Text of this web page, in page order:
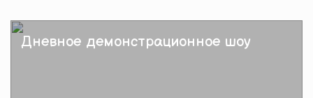
Дневное демонстрационное шоу